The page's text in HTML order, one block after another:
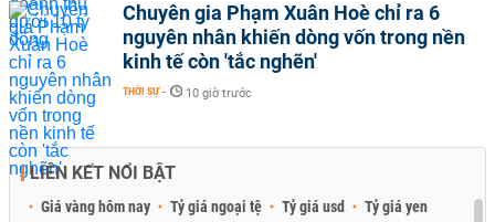
Chuyên gia Phạm Xuân Hoè chỉ ra 6
nguyên nhân khiến dòng vốn trong nền
kinh tế còn 'tắc nghẽn'
THỜI SỰ - 10 giờ trước
LIÊN KẾT NỔI BẬT
Giá vàng hôm nay Tỷ giá ngoại tệ Tỷ giá usd Tỷ giá yen